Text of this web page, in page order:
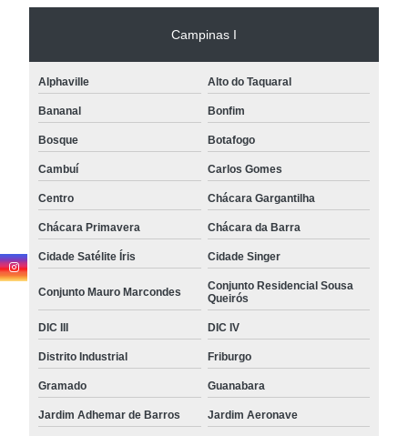
Campinas I
Alphaville Alto do Taquaral
Bananal Bonfim
Bosque Botafogo
Cambuí Carlos Gomes
Centro Chácara Gargantilha
Chácara Primavera Chácara da Barra
Cidade Satélite Íris Cidade Singer
Conjunto Mauro Marcondes
Conjunto Residencial Sousa
Queirós
DIC III DIC IV
Distrito Industrial Friburgo
Gramado Guanabara
Jardim Adhemar de Barros Jardim Aeronave